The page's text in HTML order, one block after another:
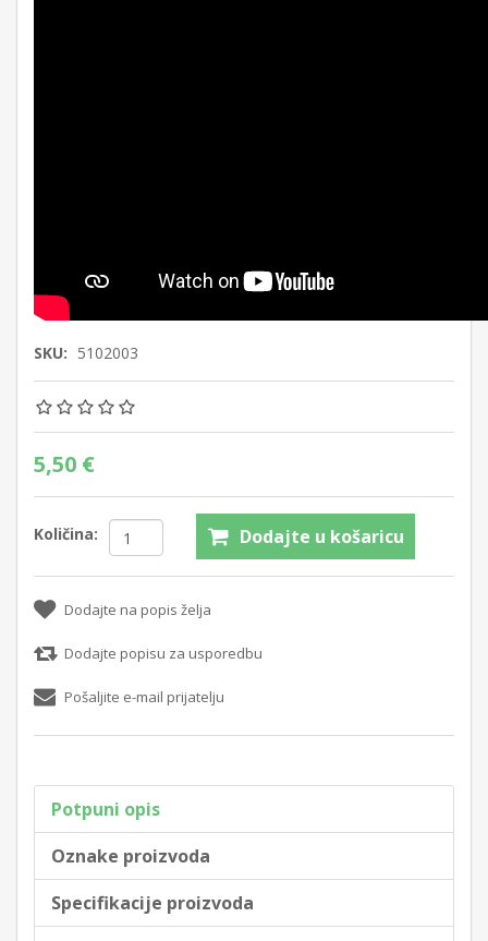
SKU: 5102003
5,50 €
Količina: Dodajte u košaricu
Dodajte na popis želja
Dodajte popisu za usporedbu
Pošaljite e-mail prijatelju
Potpuni opis
Oznake proizvoda
Specifikacije proizvoda